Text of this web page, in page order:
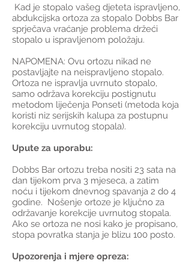
Kad je stopalo vašeg djeteta ispravljeno,
abdukcijska ortoza za stopalo Dobbs Bar
sprječava vraćanje problema držeći
stopalo u ispravljenom položaju.
NAPOMENA: Ovu ortozu nikad ne
postavljajte na neispravljeno stopalo.
Ortoza ne ispravlja uvrnuto stopalo,
samo održava korekciju postignutu
metodom liječenja Ponseti (metoda koja
koristi niz serijskih kalupa za postupnu
korekciju uvrnutog stopala).
Upute za uporabu:
Dobbs Bar ortozu treba nositi 23 sata na
dan tijekom prva 3 mjeseca, a zatim
noću i tijekom dnevnog spavanja 2 do 4
godine. Nošenje ortoze je ključno za
održavanje korekcije uvrnutog stopala.
Ako se ortoza ne nosi kako je propisano,
stopa povratka stanja je blizu 100 posto.
Upozorenja i mjere opreza: